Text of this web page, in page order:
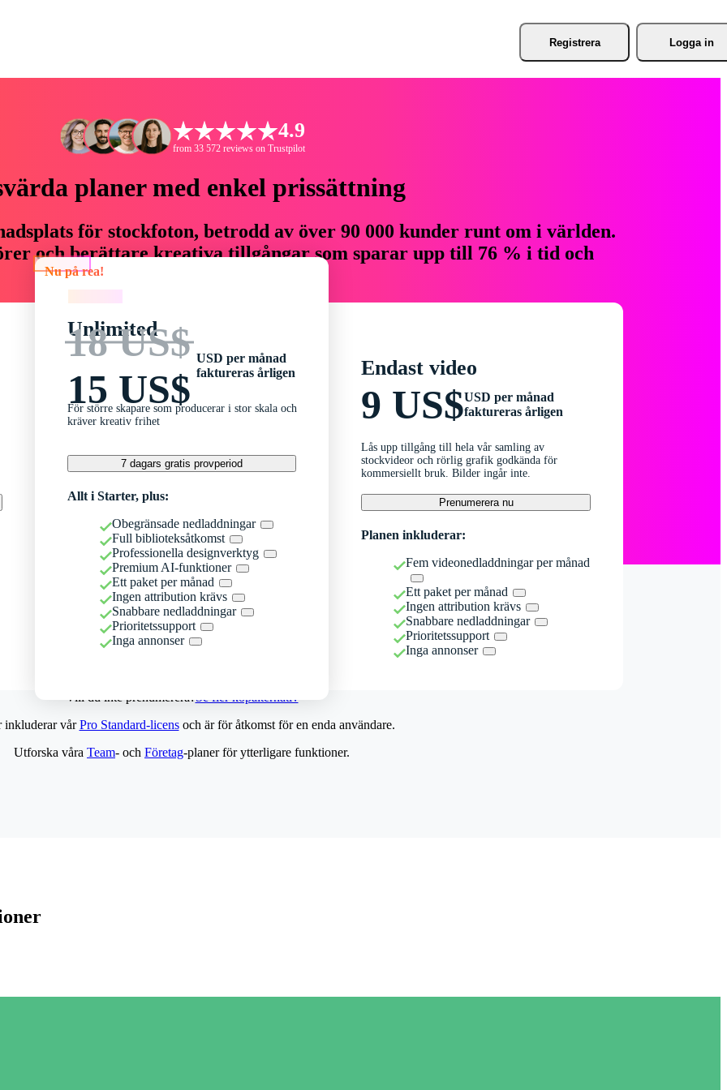
Registrera Logga in
4.9
from 33 572 reviews on Trustpilot
planer med enkel prissättning
för stockfoton, betrodd av över 90 000 kunder runt om i världen.
och berättare kreativa tillgångar som sparar upp till 76 % i tid och
Nu på rea!
Unlimited
18 US$
15 US$
USD per månad
faktureras årligen
För större skapare som producerar i stor skala och
kräver kreativ frihet
7 dagars gratis provperiod
Allt i Starter, plus:
Obegränsade nedladdningar
Full biblioteksåtkomst
Professionella designverktyg
Premium AI-funktioner
Ett paket per månad
Ingen attribution krävs
Snabbare nedladdningar
Prioritetssupport
Inga annonser
Endast video
9 US$USD per månad
faktureras årligen
Lås upp tillgång till hela vår samling av
stockvideor och rörlig grafik godkända för
kommersiellt bruk. Bilder ingår inte.
Prenumerera nu
Planen inkluderar:
Fem videonedladdningar per månad
Ett paket per månad
Ingen attribution krävs
Snabbare nedladdningar
Prioritetssupport
Inga annonser
Vill du inte prenumerera?Se fler köpalternativ
inkluderar vårPro Standard-licensoch är för åtkomst för en enda användare.
Utforska våra Team- och Företag-planer för ytterligare funktioner.